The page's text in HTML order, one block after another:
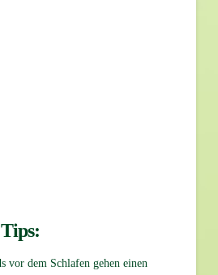
vor dem Schlafen gehen einen